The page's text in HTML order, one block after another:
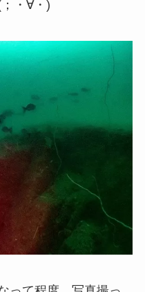
・∀・)